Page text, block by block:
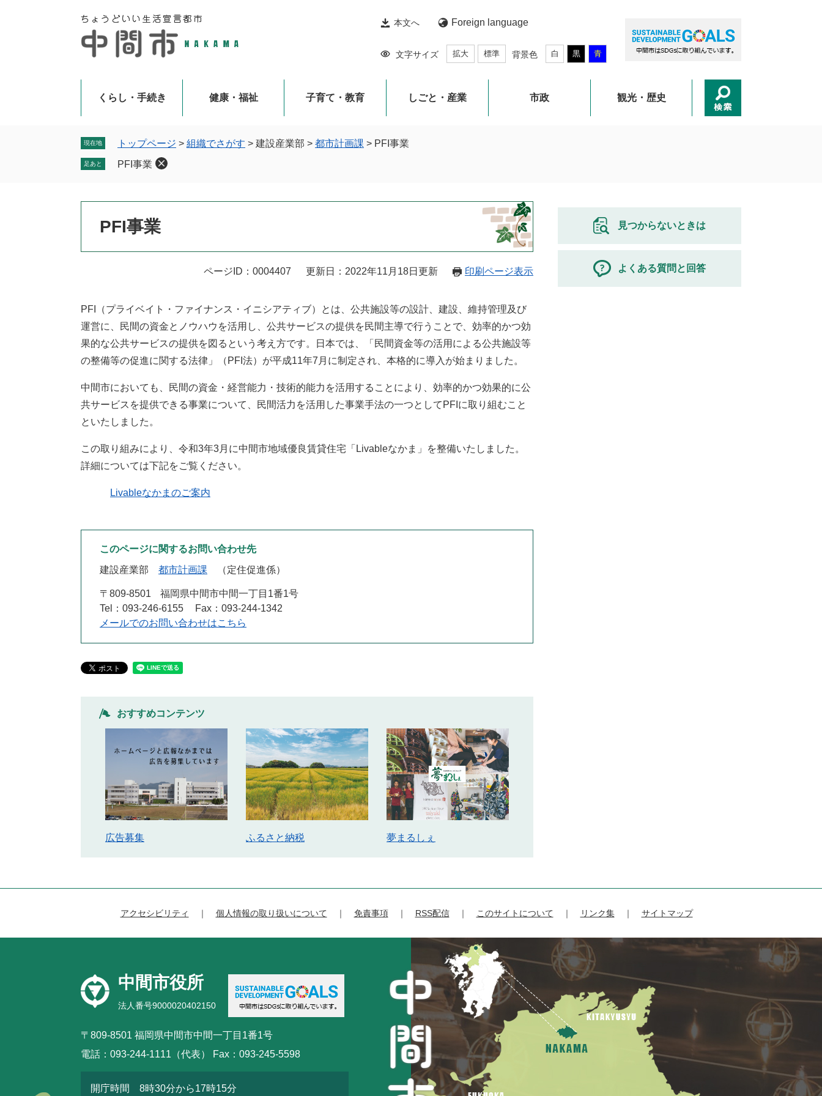
本文へ Foreign language
文字サイズ 拡大 標準 背景色 白 黒 青
くらし・手続き 健康・福祉 子育て・教育 しごと・産業 市政 観光・歴史
現在地 トップページ > 組織でさがす > 建設産業部 > 都市計画課 > PFI事業
足あと PFI事業
PFI事業
ページID：0004407 更新日：2022年11月18日更新 印刷ページ表示
PFI（プライベイト・ファイナンス・イニシアティブ）とは、公共施設等の設計、建設、維持管理及び
運営に、民間の資金とノウハウを活用し、公共サービスの提供を民間主導で行うことで、効率的かつ効
果的な公共サービスの提供を図るという考え方です。日本では、「民間資金等の活用による公共施設等
の整備等の促進に関する法律」（PFI法）が平成11年7月に制定され、本格的に導入が始まりました。
中間市においても、民間の資金・経営能力・技術的能力を活用することにより、効率的かつ効果的に公
共サービスを提供できる事業について、民間活力を活用した事業手法の一つとしてPFIに取り組むこと
といたしました。
この取り組みにより、令和3年3月に中間市地域優良賃貸住宅「Livableなかま」を整備いたしました。
詳細については下記をご覧ください。
Livableなかまのご案内
このページに関するお問い合わせ先
建設産業部
都市計画課 定住促進係
〒809-8501
福岡県中間市中間一丁目1番1号
Tel：093-246-6155
Fax：093-244-1342
メールでのお問い合わせはこちら
おすすめコンテンツ
広告募集 ふるさと納税 夢まるしぇ
見つからないときは
よくある質問と回答
アクセシビリティ 個人情報の取り扱いについて 免責事項 RSS配信 このサイトについて リンク集 サイトマップ
中間市役所
法人番号9000020402150
〒809-8501 福岡県中間市中間一丁目1番1号
電話：093-244-1111（代表） Fax：093-245-5598
開庁時間 8時30分から17時15分